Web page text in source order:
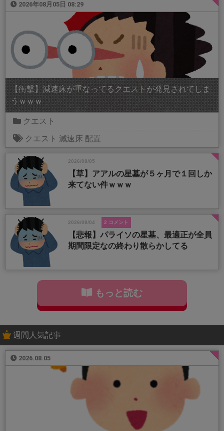
2026年08月05日 08:29
【衝撃】減速床が重なってるクエストが発見されてしま
うｗｗｗ
クエスト
クエスト 減速床 配置
2026/08/05
【草】アアルの星墓が５ヶ月で１回しか
来てない件ｗｗｗ
2026/08/04 2 コメント
【悲報】パライソの星墓、最適正が全員
期間限定なの終わり散らかしてる
もっと読む
週間人気記事
2026.08.05